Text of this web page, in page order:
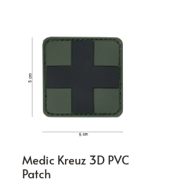
Medic Kreuz 3D PVC
Patch